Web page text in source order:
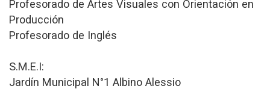
Profesorado de Artes Visuales con Orientación en
Producción
Profesorado de Inglés
S.M.E.I:
Jardín Municipal N°1 Albino Alessio